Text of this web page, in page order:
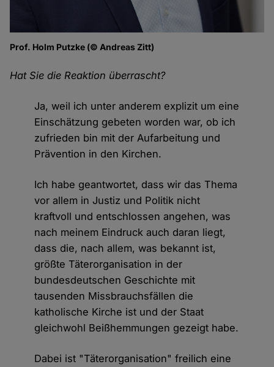
Prof. Holm Putzke (© Andreas Zitt)
Hat Sie die Reaktion überrascht?
Ja, weil ich unter anderem explizit um eine
Einschätzung gebeten worden war, ob ich
zufrieden bin mit der Aufarbeitung und
Prävention in den Kirchen.
Ich habe geantwortet, dass wir das Thema
vor allem in Justiz und Politik nicht
kraftvoll und entschlossen angehen, was
nach meinem Eindruck auch daran liegt,
dass die, nach allem, was bekannt ist,
größte Täterorganisation in der
bundesdeutschen Geschichte mit
tausenden Missbrauchsfällen die
katholische Kirche ist und der Staat
gleichwohl Beißhemmungen gezeigt habe.
Dabei ist "Täterorganisation" freilich eine